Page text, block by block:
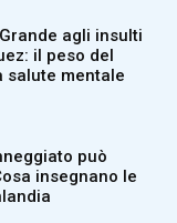
agli insulti
il peso del
salute mentale
può
insegnano le